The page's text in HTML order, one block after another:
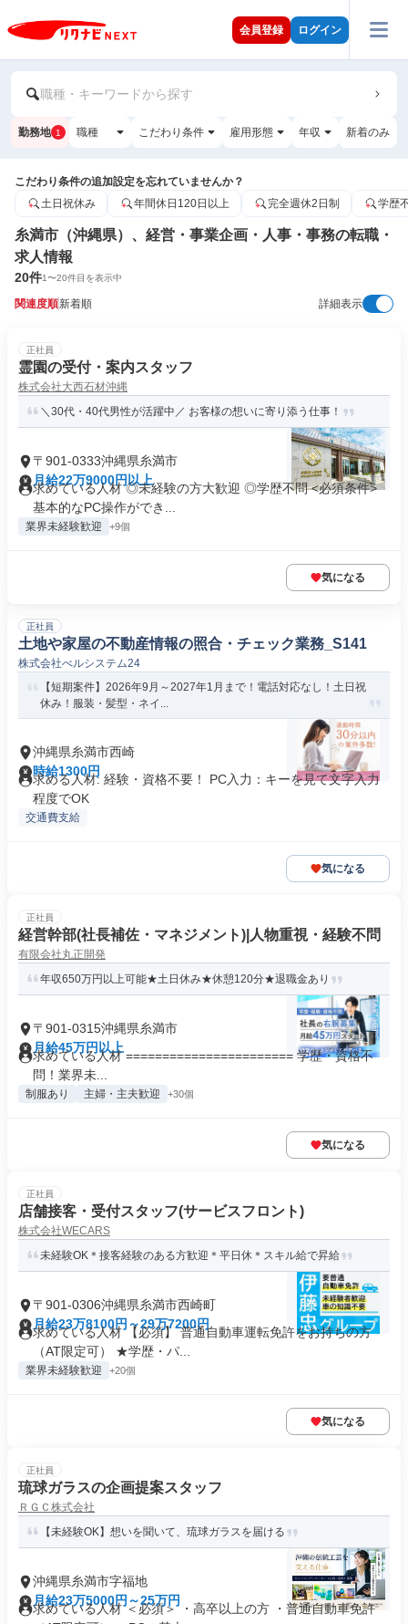
会員登録 ログイン
職種・キーワードから探す
勤務地 1 職種 こだわり条件 雇用形態 年収 新着のみ
こだわり条件の追加設定を忘れていませんか？
土日祝休み
年間休日120日以上 完全週休2日制 学歴
糸満市（沖縄県）、経営・事業企画・人事・事務の転職・
求人情報
20件1〜20件目を表示中
関連度順新着順 詳細表示
正社員
霊園の受付・案内スタッフ
株式会社大西石材沖縄
＼30代・40代男性が活躍中／ お客様の想いに寄り添う仕事！
〒901-0333沖縄県糸満市
月給22万9000円以上
求めている人材 ◎未経験の方大歓迎 ◎学歴不問 <必須条件>
基本的なPC操作ができ...
業界未経験歓迎 +9個
気になる
正社員
土地や家屋の不動産情報の照合・チェック業務_S141
株式会社べルシステム24
【短期案件】2026年9月～2027年1月まで！電話対応なし！土日祝
休み！服装・髪型・ネイ...
沖縄県糸満市西崎
時給1300円
求める人材: ​経験・資格不要！ PC入力：キーを見て文字入力
程度でOK
交通費支給
気になる
正社員
経営幹部(社長補佐・マネジメント)|人物重視・経験不問
有限会社丸正開発
年収650万円以上可能★土日休み★休憩120分★退職金あり
〒901-0315沖縄県糸満市
月給45万円以上
求めている人材 ======================= 学歴・資格不
問！業界未...
制服あり 主婦・主夫歓迎 +30個
気になる
正社員
店舗接客・受付スタッフ(サービスフロント)
株式会社WECARS
未経験OK＊接客経験のある方歓迎＊平日休＊スキル給で昇給
〒901-0306沖縄県糸満市西崎町
月給23万8100円～29万7200円
求めている人材 【必須】 普通自動車運転免許をお持ちの方
（AT限定可） ★学歴・パ...
業界未経験歓迎 +20個
気になる
正社員
琉球ガラスの企画提案スタッフ
ＲＧＣ株式会社
【未経験OK】想いを聞いて、琉球ガラスを届ける
沖縄県糸満市字福地
月給23万5000円～25万円
求めている人材 ＜必須＞ ・高卒以上の方 ・普通自動車免許